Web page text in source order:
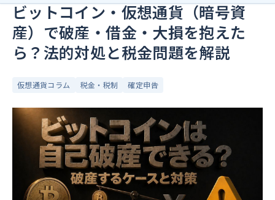
ビットコイン・仮想通貨（暗号資
産）で破産・借金・大損を抱えた
ら？法的対処と税金問題を解説
仮想通貨コラム 税金・税制 確定申告